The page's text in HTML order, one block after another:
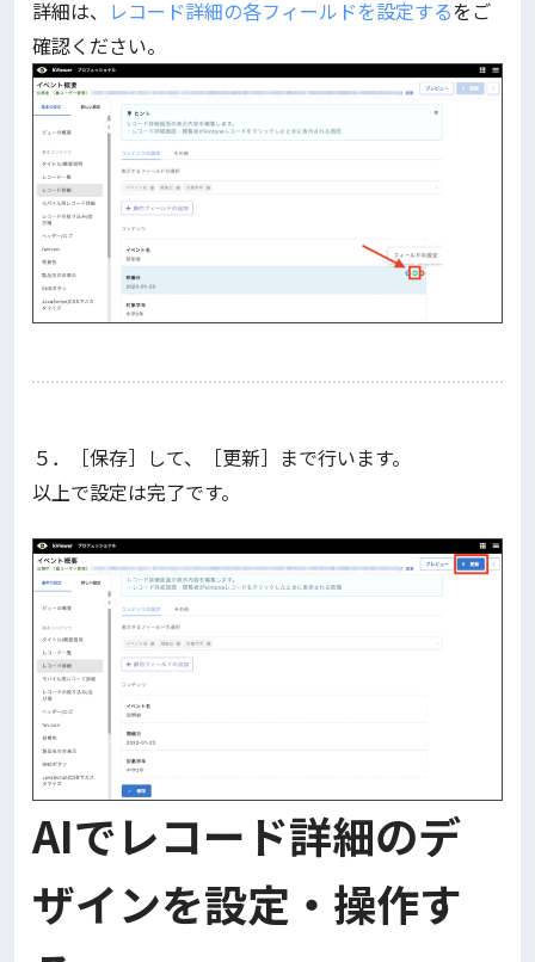
詳細は、 レコード詳細の各フィールドを設定するをご
確認ください。
５．［保存］して、［更新］まで行います。
以上で設定は完了です。
AIでレコード詳細のデ
ザインを設定・操作す